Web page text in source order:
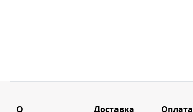
О Доставка Оплата